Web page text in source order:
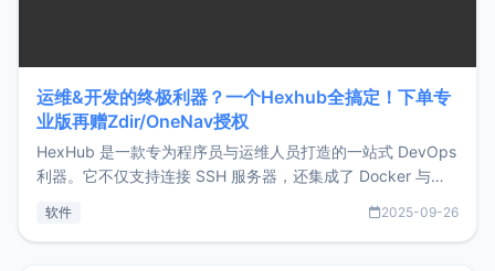
运维&开发的终极利器？一个Hexhub全搞定！下单专
业版再赠Zdir/OneNav授权
HexHub 是一款专为程序员与运维人员打造的一站式 DevOps
利器。它不仅支持连接 SSH 服务器，还集成了 Docker 与常
件间频繁切换，仅凭 HexHub 即可同时搞定运维与数据库操
软件 2025-09-26